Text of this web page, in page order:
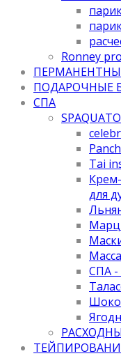
Ronney
ПОДАРОЧНЫЕ
СПА
Tai
для
СПА